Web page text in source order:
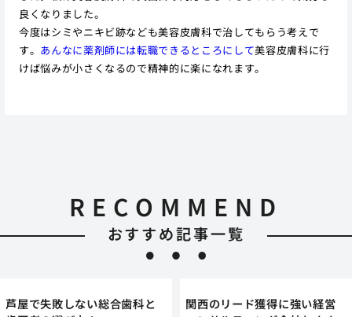
良くなりました。
今度はシミやニキビ跡なども美容皮膚科で治してもらう考えで
す。 あんなに薬剤師には転職できるところにして美容皮膚科に行
けば悩みが小さくなるので精神的に楽になれます。
RECOMMEND
おすすめ記事一覧
芦屋で失敗しない総合歯科と
関西のリード獲得に強い経営